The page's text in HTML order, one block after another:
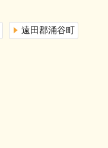
遠田郡涌谷町